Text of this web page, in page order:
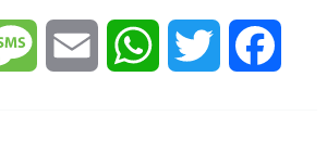
Facebook
Twitter
WhatsApp
Email